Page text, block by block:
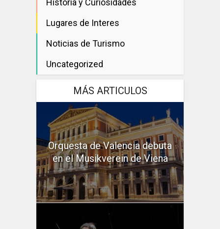
Historia y Curiosidades
Lugares de Interes
Noticias de Turismo
Uncategorized
MÁS ARTICULOS
Orquesta de Valencia debuta
en el Musikverein de Viena